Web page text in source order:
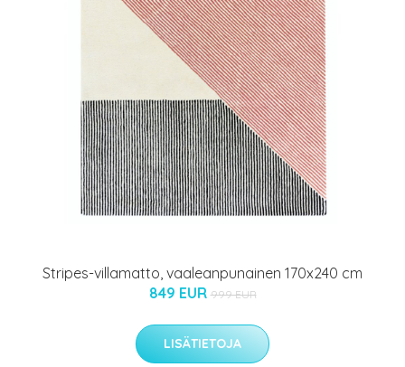
Stripes-villamatto, vaaleanpunainen 170x240 cm
849 EUR 999 EUR
LISÄTIETOJA